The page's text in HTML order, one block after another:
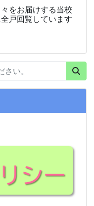
をお届けする当校
戸回覧しています